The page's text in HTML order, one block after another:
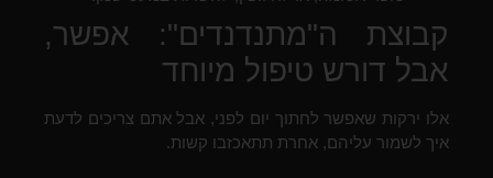
קבוצת ה"מתנדנדים": אפשר,
אבל דורש טיפול מיוחד
אלו ירקות שאפשר לחתוך יום לפני, אבל אתם צריכים לדעת
איך לשמור עליהם, אחרת תתאכזבו קשות.